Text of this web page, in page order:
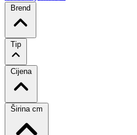
Brend
Tip
Cijena
Širina cm